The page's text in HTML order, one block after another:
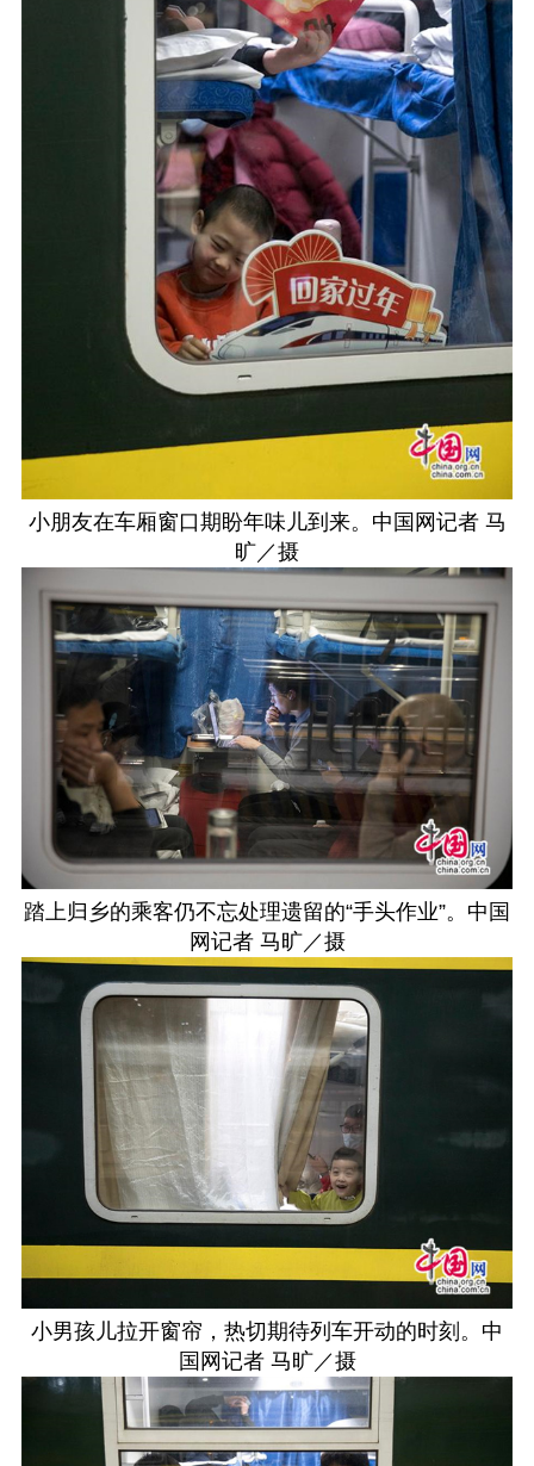
小朋友在车厢窗口期盼年味儿到来。中国网记者 马
旷／摄
踏上归乡的乘客仍不忘处理遗留的“手头作业”。中国
网记者 马旷／摄
小男孩儿拉开窗帘，热切期待列车开动的时刻。中
国网记者 马旷／摄